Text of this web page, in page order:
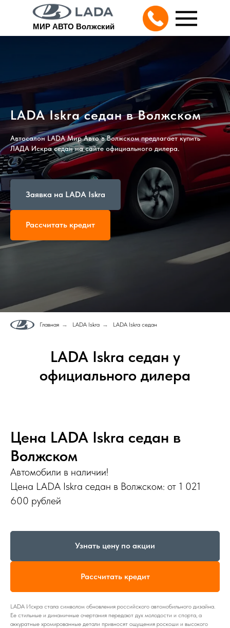
МИР АВТО Волжский
LADA Iskra седан в Волжском
Автосалон LADA Мир Авто в Волжском предлагает купить
ЛАДА Искра седан на сайте официального дилера.
Заявка на LADA Iskra
Рассчитать кредит
Главная → LADA Iskra → LADA Iskra седан
LADA Iskra седан у
официального дилера
Цена LADA Iskra седан в
Волжском
Автомобили в наличии!
Цена LADA Iskra седан в Волжском: от 1 021
600 рублей
Узнать цену по акции
Рассчитать кредит
LADA Искра стала символом обновления российского автомобильного дизайна.
Ее стильные и динамичные очертания передают дух молодости и спорта, а
аккуратные хромированные детали привносят ощущения роскоши и высокого